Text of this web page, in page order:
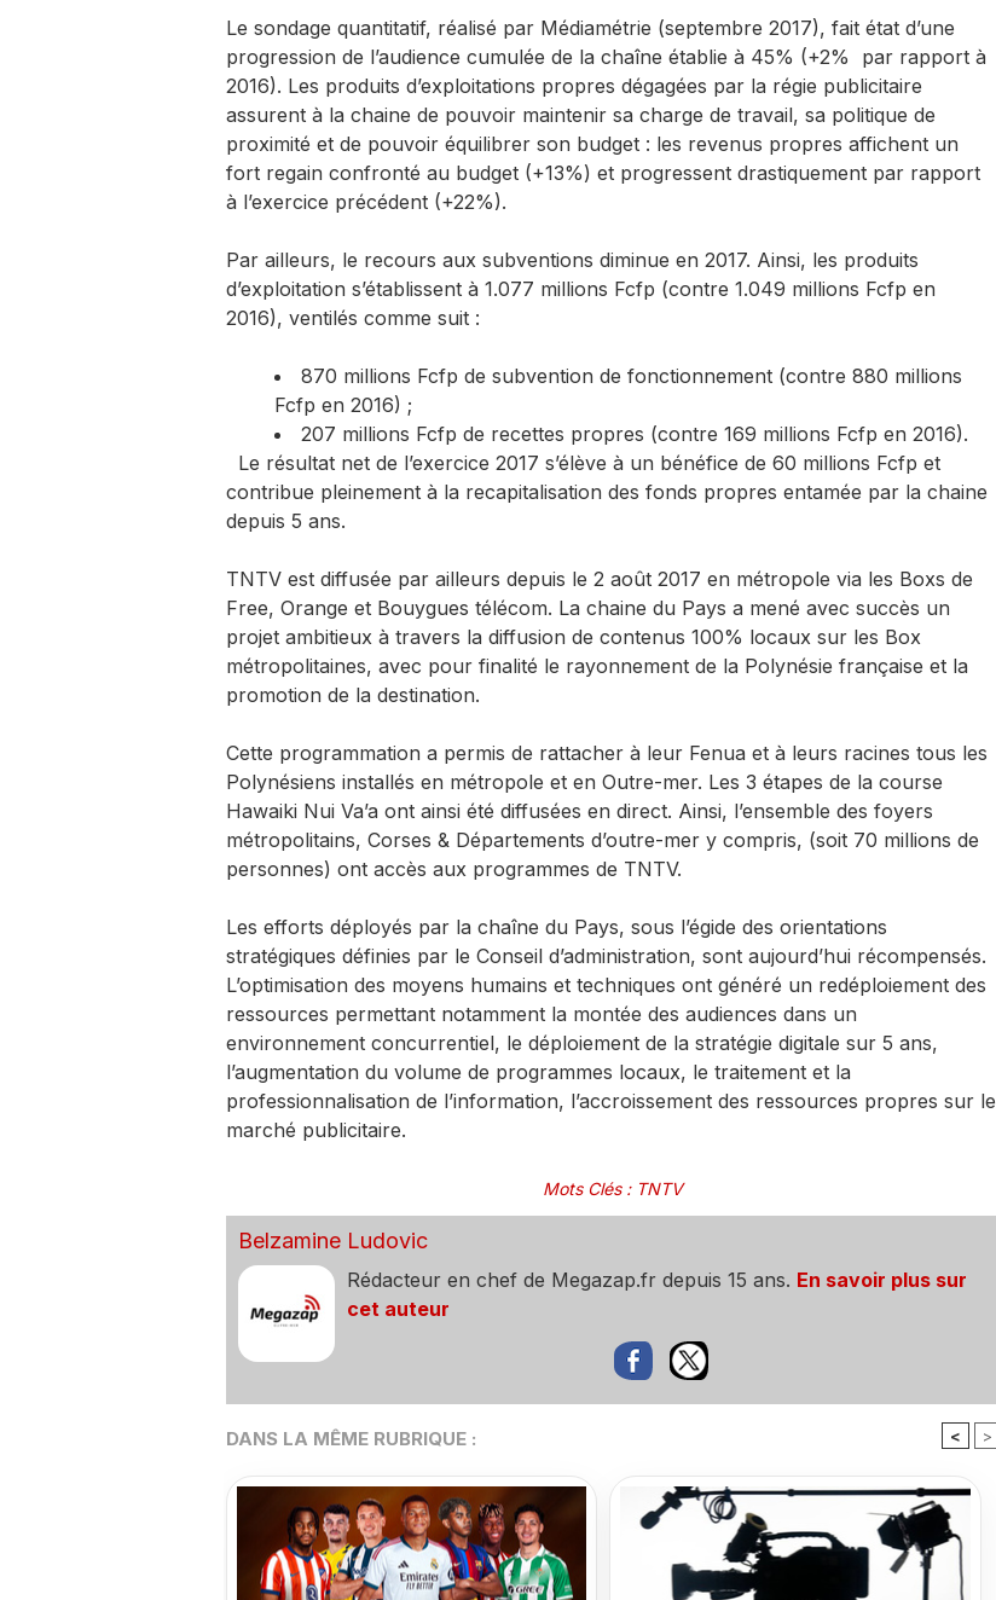
Le sondage quantitatif, réalisé par Médiamétrie (septembre 2017), fait état d’une
progression de l’audience cumulée de la chaîne établie à 45% (+2% par rapport à
2016). Les produits d’exploitations propres dégagées par la régie publicitaire
assurent à la chaine de pouvoir maintenir sa charge de travail, sa politique de
proximité et de pouvoir équilibrer son budget : les revenus propres affichent un
fort regain confronté au budget (+13%) et progressent drastiquement par rapport
à l’exercice précédent (+22%).
Par ailleurs, le recours aux subventions diminue en 2017. Ainsi, les produits
d’exploitation s’établissent à 1.077 millions Fcfp (contre 1.049 millions Fcfp en
2016), ventilés comme suit :
870 millions Fcfp de subvention de fonctionnement (contre 880 millions
Fcfp en 2016) ;
207 millions Fcfp de recettes propres (contre 169 millions Fcfp en 2016).
Le résultat net de l’exercice 2017 s’élève à un bénéfice de 60 millions Fcfp et
contribue pleinement à la recapitalisation des fonds propres entamée par la chaine
depuis 5 ans.
TNTV est diffusée par ailleurs depuis le 2 août 2017 en métropole via les Boxs de
Free, Orange et Bouygues télécom. La chaine du Pays a mené avec succès un
projet ambitieux à travers la diffusion de contenus 100% locaux sur les Box
métropolitaines, avec pour finalité le rayonnement de la Polynésie française et la
promotion de la destination.
Cette programmation a permis de rattacher à leur Fenua et à leurs racines tous les
Polynésiens installés en métropole et en Outre-mer. Les 3 étapes de la course
Hawaiki Nui Va’a ont ainsi été diffusées en direct. Ainsi, l’ensemble des foyers
métropolitains, Corses & Départements d’outre-mer y compris, (soit 70 millions de
personnes) ont accès aux programmes de TNTV.
Les efforts déployés par la chaîne du Pays, sous l’égide des orientations
stratégiques définies par le Conseil d’administration, sont aujourd’hui récompensés.
L’optimisation des moyens humains et techniques ont généré un redéploiement des
ressources permettant notamment la montée des audiences dans un
environnement concurrentiel, le déploiement de la stratégie digitale sur 5 ans,
l’augmentation du volume de programmes locaux, le traitement et la
professionnalisation de l’information, l’accroissement des ressources propres sur le
marché publicitaire.
Mots Clés: TNTV
Belzamine Ludovic
Rédacteur en chef de Megazap.fr depuis 15 ans. En savoir plus sur
cet auteur
DANS LA MÊME RUBRIQUE : < >